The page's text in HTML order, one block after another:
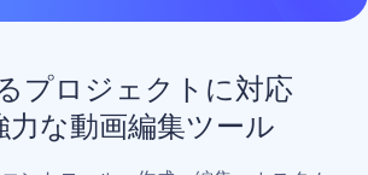
プロジェクトに対応
力な動画編集ツール